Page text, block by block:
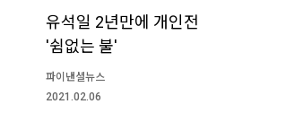
유석일 2년만에 개인전
'쉼없는 불'
파이낸셜뉴스
2021.02.06